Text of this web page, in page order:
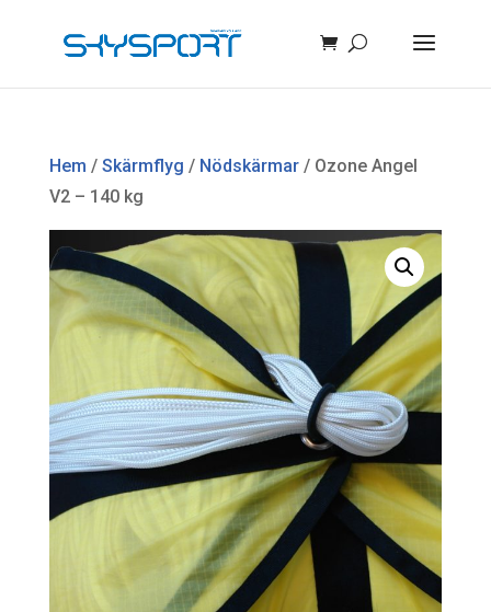
Hem / Skärmflyg / Nödskärmar/ Ozone Angel
V2 – 140 kg